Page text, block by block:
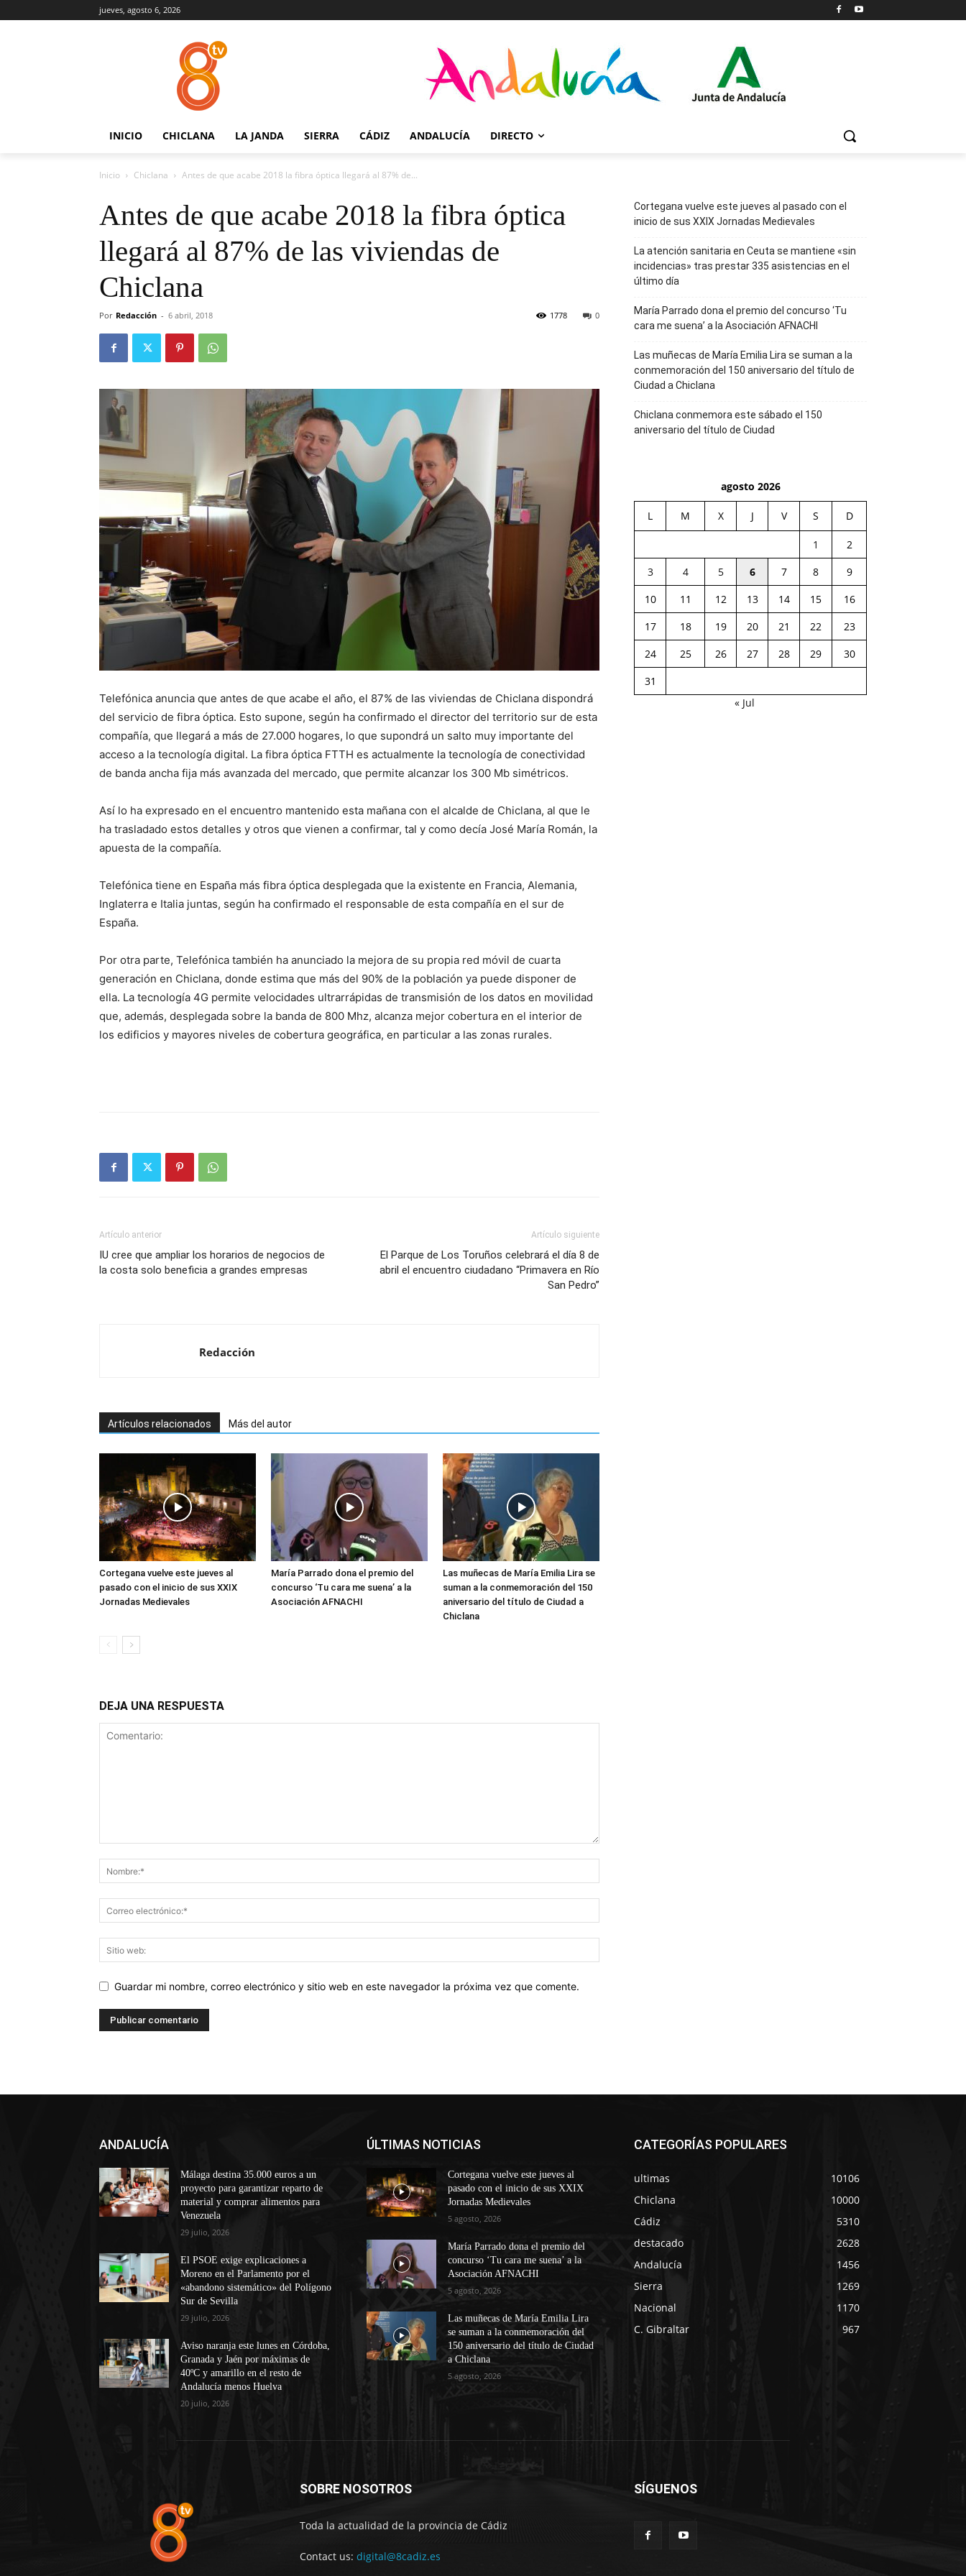
jueves, agosto 6, 2026
INICIO CHICLANA LA JANDA SIERRA CÁDIZ ANDALUCÍA DIRECTO
Inicio Chiclana Antes de que acabe 2018 la fibra óptica llegará al 87% de...
Antes de que acabe 2018 la fibra óptica
llegará al 87% de las viviendas de
Chiclana
Por Redacción - 6 abril, 2018 0
1778
Telefónica anuncia que antes de que acabe el año, el 87% de las viviendas de Chiclana dispondrá
del servicio de fibra óptica. Esto supone, según ha confirmado el director del territorio sur de esta
compañía, que llegará a más de 27.000 hogares, lo que supondrá un salto muy importante del
acceso a la tecnología digital. La fibra óptica FTTH es actualmente la tecnología de conectividad
de banda ancha fija más avanzada del mercado, que permite alcanzar los 300 Mb simétricos.
Así lo ha expresado en el encuentro mantenido esta mañana con el alcalde de Chiclana, al que le
ha trasladado estos detalles y otros que vienen a confirmar, tal y como decía José María Román, la
apuesta de la compañía.
Telefónica tiene en España más fibra óptica desplegada que la existente en Francia, Alemania,
Inglaterra e Italia juntas, según ha confirmado el responsable de esta compañía en el sur de
España.
Por otra parte, Telefónica también ha anunciado la mejora de su propia red móvil de cuarta
generación en Chiclana, donde estima que más del 90% de la población ya puede disponer de
ella. La tecnología 4G permite velocidades ultrarrápidas de transmisión de los datos en movilidad
que, además, desplegada sobre la banda de 800 Mhz, alcanza mejor cobertura en el interior de
los edificios y mayores niveles de cobertura geográfica, en particular a las zonas rurales.
Artículo anterior
IU cree que ampliar los horarios de negocios de
la costa solo beneficia a grandes empresas
Artículo siguiente
El Parque de Los Toruños celebrará el día 8 de
abril el encuentro ciudadano “Primavera en Río
San Pedro”
Redacción
Artículos relacionados Más del autor
Cortegana vuelve este jueves al
pasado con el inicio de sus XXIX
Jornadas Medievales
María Parrado dona el premio del
concurso ‘Tu cara me suena’ a la
Asociación AFNACHI
Las muñecas de María Emilia Lira se
suman a la conmemoración del 150
aniversario del título de Ciudad a
Chiclana
DEJA UNA RESPUESTA
Guardar mi nombre, correo electrónico y sitio web en este navegador la próxima vez que comente.
Cortegana vuelve este jueves al pasado con el
inicio de sus XXIX Jornadas Medievales
La atención sanitaria en Ceuta se mantiene «sin
incidencias» tras prestar 335 asistencias en el
último día
María Parrado dona el premio del concurso ‘Tu
cara me suena’ a la Asociación AFNACHI
Las muñecas de María Emilia Lira se suman a la
conmemoración del 150 aniversario del título de
Ciudad a Chiclana
Chiclana conmemora este sábado el 150
aniversario del título de Ciudad
agosto 2026
L M X J V S D
1
2
3
4 5 6 7 8
9
10
11 12 13 14 15
16
17
18 19 20 21 22
23
24
25 26 27 28 29
30
31
« Jul
ANDALUCÍA
Málaga destina 35.000 euros a un
proyecto para garantizar reparto de
material y comprar alimentos para
Venezuela
29 julio, 2026
El PSOE exige explicaciones a
Moreno en el Parlamento por el
«abandono sistemático» del Polígono
Sur de Sevilla
29 julio, 2026
Aviso naranja este lunes en Córdoba,
Granada y Jaén por máximas de
40ºC y amarillo en el resto de
Andalucía menos Huelva
20 julio, 2026
ÚLTIMAS NOTICIAS
Cortegana vuelve este jueves al
pasado con el inicio de sus XXIX
Jornadas Medievales
5 agosto, 2026
María Parrado dona el premio del
concurso ‘Tu cara me suena’ a la
Asociación AFNACHI
5 agosto, 2026
Las muñecas de María Emilia Lira
se suman a la conmemoración del
150 aniversario del título de Ciudad
a Chiclana
5 agosto, 2026
CATEGORÍAS POPULARES
ultimas
10106
Chiclana
10000
Cádiz
5310
destacado
2628
Andalucía
1456
Sierra
1269
Nacional
1170
C. Gibraltar
967
SOBRE NOSOTROS
Toda la actualidad de la provincia de Cádiz
Contact us: digital@8cadiz.es
SÍGUENOS